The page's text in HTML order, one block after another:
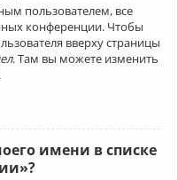
пользователем, все
конференции. Чтобы
вверху страницы
. Там вы можете изменить
имени в списке